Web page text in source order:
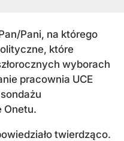
Pani, na którego
które
wyborach
pracownia UCE
Onetu.
twierdząco.